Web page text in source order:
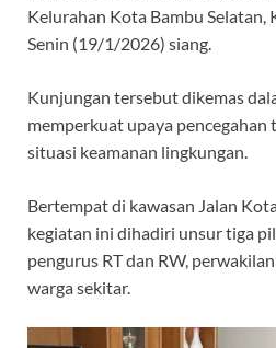
Kelurahan Kota Bambu Selatan,
Senin (19/1/2026) siang.
Kunjungan tersebut dikemas
memperkuat upaya pencegahan
situasi keamanan lingkungan.
Bertempat di kawasan Jalan
kegiatan ini dihadiri unsur tiga
pengurus RT dan RW,
warga sekitar.